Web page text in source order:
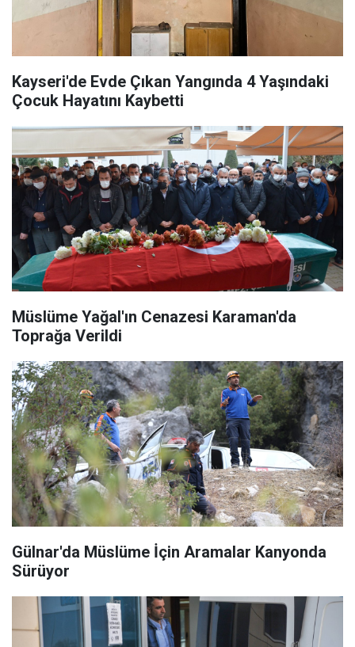
Kayseri'de Evde Çıkan Yangında 4 Yaşındaki
Çocuk Hayatını Kaybetti
Müslüme Yağal'ın Cenazesi Karaman'da
Toprağa Verildi
Gülnar'da Müslüme İçin Aramalar Kanyonda
Sürüyor